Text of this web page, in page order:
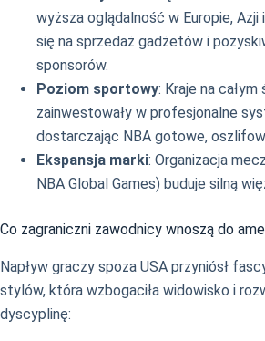
wyższa oglądalność w Europie, Azji
się na sprzedaż gadżetów i
sponsorów.
Poziom sportowy: Kraje na całym
zainwestowały w profesjonalne
dostarczając NBA gotowe,
Ekspansja marki: Organizacja
NBA Global Games) buduje silną
Co zagraniczni zawodnicy wnoszą do
Napływ graczy spoza USA przyniósł
stylów, która wzbogaciła widowisko i
dyscyplinę: